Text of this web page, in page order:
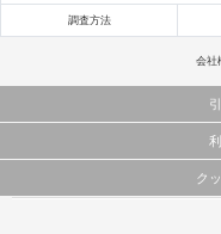
調査方法
会社
当サイトで公開されている情報（文
これらの情報を権利者の許可なく無
当サイトに掲載している内容はすべ
弊社の見解・ 意見ではないことをご
ク
このサイトでは Cookie を使用して、